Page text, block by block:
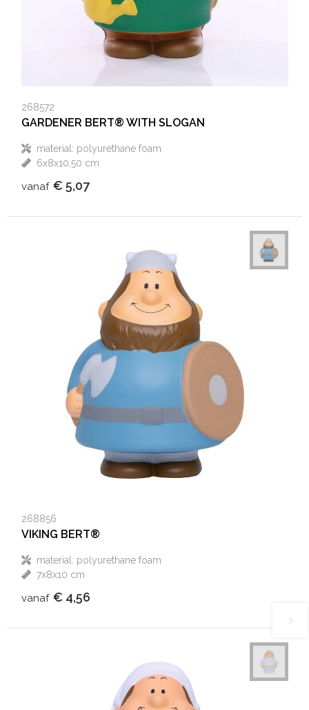
268572
GARDENER BERT® WITH SLOGAN
material: polyurethane foam
6x8x10,50 cm
vanaf € 5,07
268856
VIKING BERT®
material: polyurethane foam
7x8x10 cm
vanaf € 4,56